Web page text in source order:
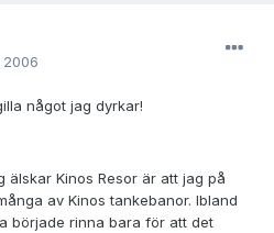
2006
något jag dyrkar!
älskar Kinos Resor är att jag på
av Kinos tankebanor. Ibland
började rinna bara för att det